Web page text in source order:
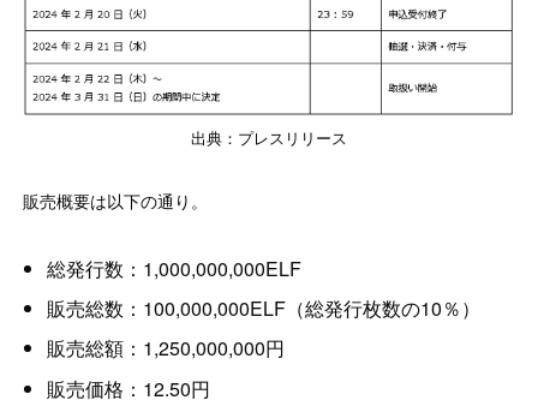
出典：プレスリリース
販売概要は以下の通り。
総発行数：1,000,000,000ELF
販売総数：100,000,000ELF（総発行枚数の10％）
販売総額：1,250,000,000円
販売価格：12.50円